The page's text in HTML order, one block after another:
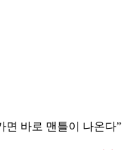
면 바로 맨틀이 나온다”